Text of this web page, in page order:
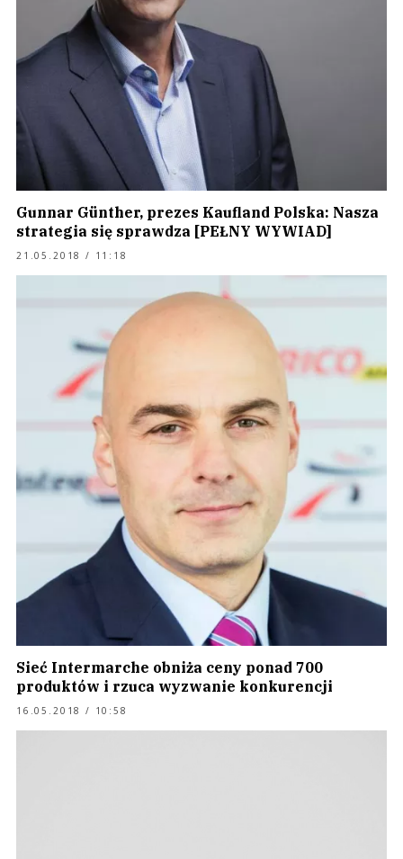
Gunnar Günther, prezes Kaufland Polska: Nasza
strategia się sprawdza [PEŁNY WYWIAD]
21.05.2018 / 11:18
Sieć Intermarche obniża ceny ponad 700
produktów i rzuca wyzwanie konkurencji
16.05.2018 / 10:58